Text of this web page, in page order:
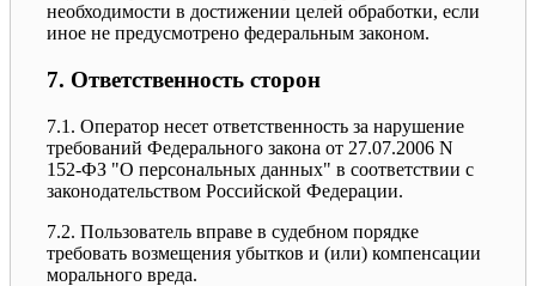
необходимости в достижении целей обработки, если
иное не предусмотрено федеральным законом.
7. Ответственность сторон
7.1. Оператор несет ответственность за нарушение
требований Федерального закона от 27.07.2006 N
152-ФЗ "О персональных данных" в соответствии с
законодательством Российской Федерации.
7.2. Пользователь вправе в судебном порядке
требовать возмещения убытков и (или) компенсации
морального вреда.